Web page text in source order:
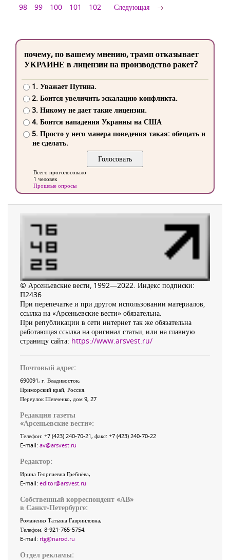
98
99 100 101 102 Следующая
почему, по вашему мнению, трамп отказывает
УКРАИНЕ в лицензии на производство ракет?
1. Уважает Путина.
2. Боится увеличить эскалацию конфликта.
3. Никому не дает такие лицензии.
4. Боится нападения Украины на США
5. Просто у него манера поведения такая: обещать и
не сделать.
Всего проголосовало
1 человек
Прошлые опросы
© Арсеньевские вести, 1992—2022. Индекс подписки:
П2436
При перепечатке и при другом использовании материалов,
ссылка на «Арсеньевские вести» обязательна.
При републикации в сети интернет так же обязательна
работающая ссылка на оригинал статьи, или на главную
страницу сайта: https://www.arsvest.ru/
Почтовый адрес:
690091, г. Владивосток,
Приморский край, Россия
Переулок Шевченко, дом 9, 27
Редакция газеты
«Арсеньевские вести»:
Телефон: +7 (423) 240-70-21, факс: +7 (423) 240-70-22
E-mail: av@arsvest.ru
Редактор:
Ирина Георгиевна Гребнёва,
E-mail: editor@arsvest.ru
Собственный корреспондент «АВ»
в Санкт-Петербурге:
Романенко Татьяна Гаврииловна,
Телефон: 8-921-765-5754,
E-mail: rtg@narod.ru
Отдел рекламы: